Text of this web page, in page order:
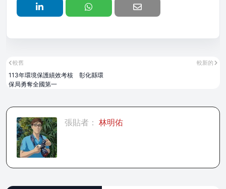
較新的
較舊
113年環境保護績效考核 彰化縣環
保局勇奪全國第一
張貼者： 林明佑